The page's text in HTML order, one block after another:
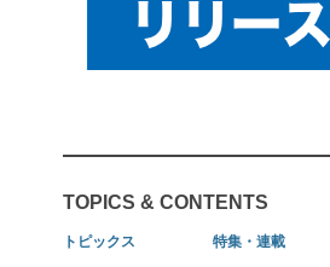
TOPICS & CONTENTS
トピックス 特集・連載